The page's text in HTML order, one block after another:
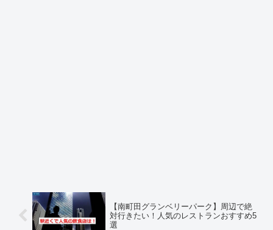
【南町田グランベリーパーク】周辺で絶
対行きたい！人気のレストランおすすめ5
選